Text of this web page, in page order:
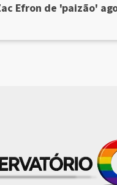
Efron de 'paizão'